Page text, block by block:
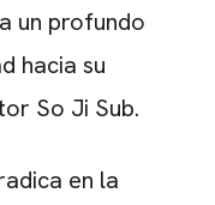
un profundo
hacia su
So Ji Sub.
en la